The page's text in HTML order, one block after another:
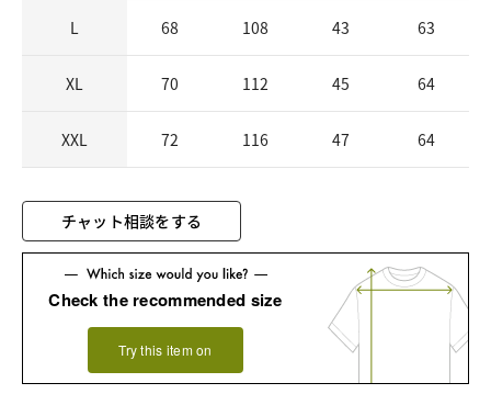
L 68 108 43 63
XL 70 112 45 64
XXL 72 116 47 64
チャット相談をする
Check the recommended size
Try this item on